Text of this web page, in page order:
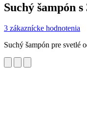
Suchý šampón
3 zákaznícke hodnotenia
Suchý šampón pre svetlé